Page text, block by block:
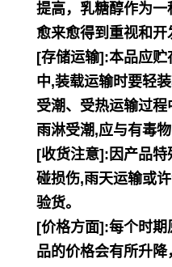
提高，乳糖醇作为
愈来愈得到重视和开
[存储运输]:本品应
中,装载运输时要轻
受潮、受热运输过程
雨淋受潮,应与有毒物
[收货注意]:因产品
碰损伤,雨天运输或
验货。
[价格方面]:每个时
品的价格会有所升